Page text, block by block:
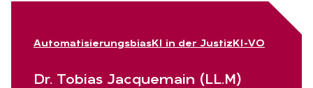
Automatisierungsbias KI in der Justiz KI-VO
Dr. To­bi­as Jac­que­main (LL.M)